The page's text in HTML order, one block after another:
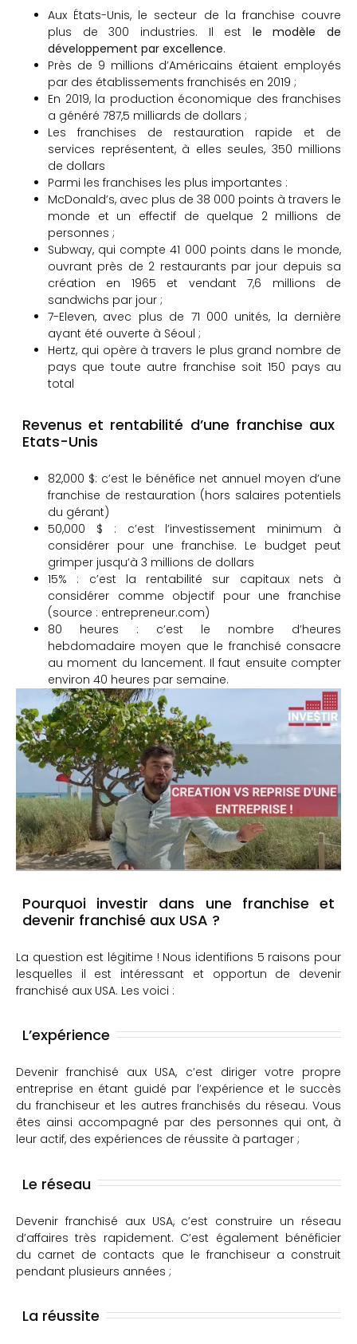
Aux États-Unis, le secteur de la franchise couvre
plus de 300 industries. Il est le modèle de
développement par excellence.
Près de 9 millions d’Américains étaient employés
par des établissements franchisés en 2019 ;
En 2019, la production économique des franchises
a généré 787,5 milliards de dollars ;
Les franchises de restauration rapide et de
services représentent, à elles seules, 350 millions
de dollars
Parmi les franchises les plus importantes :
McDonald’s, avec plus de 38 000 points à travers le
monde et un effectif de quelque 2 millions de
personnes ;
Subway, qui compte 41 000 points dans le monde,
ouvrant près de 2 restaurants par jour depuis sa
création en 1965 et vendant 7,6 millions de
sandwichs par jour ;
7-Eleven, avec plus de 71 000 unités, la dernière
ayant été ouverte à Séoul ;
Hertz, qui opère à travers le plus grand nombre de
pays que toute autre franchise soit 150 pays au
total
Revenus et rentabilité d’une franchise aux
Etats-Unis
82,000 $: c’est le bénéfice net annuel moyen d’une
franchise de restauration (hors salaires potentiels
du gérant)
50,000 $ : c’est l’investissement minimum à
considérer pour une franchise. Le budget peut
grimper jusqu’à 3 millions de dollars
15% : c’est la rentabilité sur capitaux nets à
considérer comme objectif pour une franchise
(source : entrepreneur.com)
80 heures : c’est le nombre d’heures
hebdomadaire moyen que le franchisé consacre
au moment du lancement. Il faut ensuite compter
environ 40 heures par semaine.
Pourquoi investir dans une franchise et
devenir franchisé aux USA ?
La question est légitime ! Nous identifions 5 raisons pour
lesquelles il est intéressant et opportun de devenir
franchisé aux USA. Les voici :
L’expérience
Devenir franchisé aux USA, c’est diriger votre propre
entreprise en étant guidé par l’expérience et le succès
du franchiseur et les autres franchisés du réseau. Vous
êtes ainsi accompagné par des personnes qui ont, à
leur actif, des expériences de réussite à partager ;
Le réseau
Devenir franchisé aux USA, c’est construire un réseau
d’affaires très rapidement. C’est également bénéficier
du carnet de contacts que le franchiseur a construit
pendant plusieurs années ;
La réussite